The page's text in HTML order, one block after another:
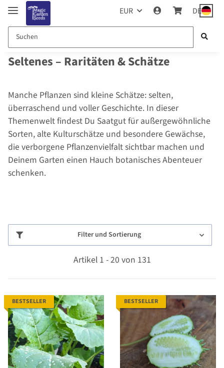
EUR DE
Seltenes – Raritäten & Schätze
Manche Pflanzen sind kleine Schätze: selten,
überraschend und voller Geschichte. In dieser
Themenwelt findest Du Saatgut für außergewöhnliche
Sorten, alte Kulturschätze und besondere Gewächse,
die verborgene Pflanzenvielfalt sichtbar machen und
Deinem Garten einen Hauch botanisches Abenteuer
schenken.
Filter und Sortierung
Artikel 1 - 20 von 131
BESTSELLER BESTSELLER